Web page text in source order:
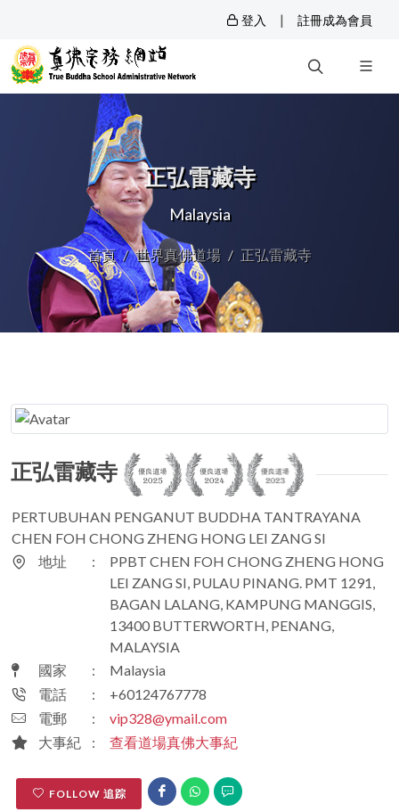
登入 | 註冊成為會員
正弘雷藏寺
Malaysia
首頁 世界真佛道場 正弘雷藏寺
正弘雷藏寺
PERTUBUHAN PENGANUT BUDDHA TANTRAYANA
CHEN FOH CHONG ZHENG HONG LEI ZANG SI
地址
:
PPBT CHEN FOH CHONG ZHENG HONG
LEI ZANG SI, PULAU PINANG. PMT 1291,
BAGAN LALANG, KAMPUNG MANGGIS,
13400 BUTTERWORTH, PENANG,
MALAYSIA
國家
:
Malaysia
電話
:
+60124767778
電郵
:
vip328@ymail.com
大事紀
: 查看道場真佛大事紀
FOLLOW 追踪